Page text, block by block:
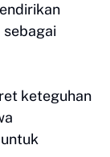
sebagai
keteguhan